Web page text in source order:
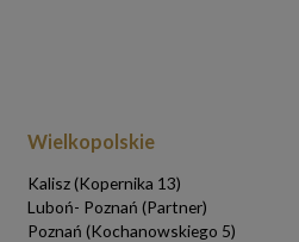
Wielkopolskie
Kalisz (Kopernika 13)
Luboń- Poznań (Partner)
Poznań (Kochanowskiego 5)